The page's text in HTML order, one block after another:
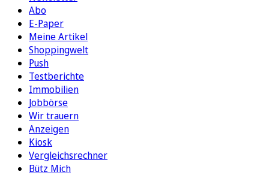
Abo
E-Paper
Meine Artikel
Shoppingwelt
Push
Testberichte
Immobilien
Jobbörse
Wir trauern
Anzeigen
Kiosk
Vergleichsrechner
Bütz Mich